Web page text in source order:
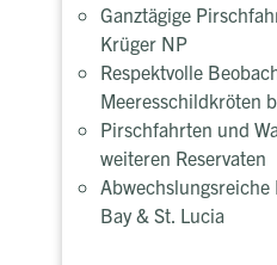
Ganztägige
Krüger NP
Respektvolle
Meeresschildkröten
Pirschfahrten und
weiteren Reservaten
Bay & St. Lucia